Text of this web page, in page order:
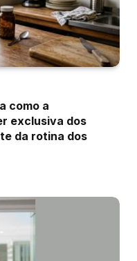
como a
exclusiva dos
da rotina dos